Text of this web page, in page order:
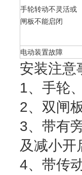
手轮转动不灵活或
闸板不能启闭
电动装置故障
安装注意
1、手轮
2、双闸
3、带有
及减小开
4、带传